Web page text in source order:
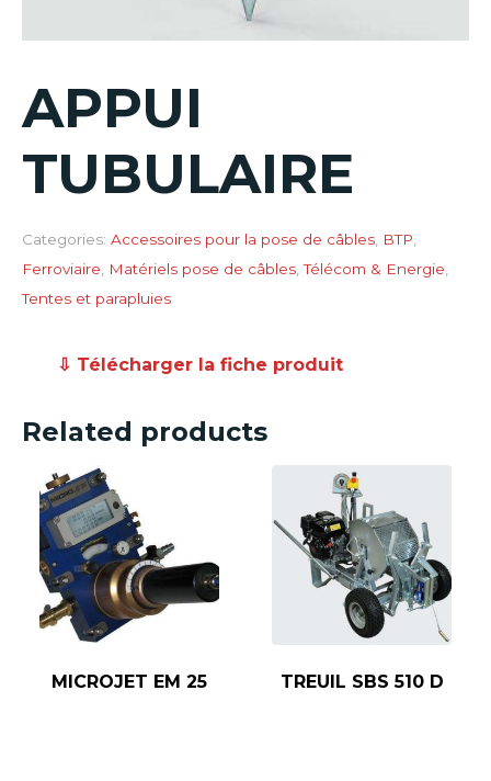
APPUI
TUBULAIRE
Categories: Accessoires pour la pose de câbles BTP
Ferroviaire
Matériels pose de câbles ,Télécom & Energie
Tentes et parapluies
⇩ Télécharger la fiche produit
Related products
MICROJET EM 25 TREUIL SBS 510 D